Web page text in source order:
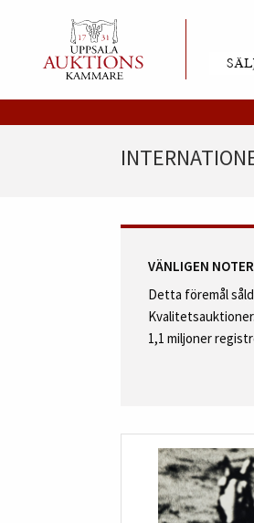
VÄNLIGEN
Detta föremål
1,1 miljoner